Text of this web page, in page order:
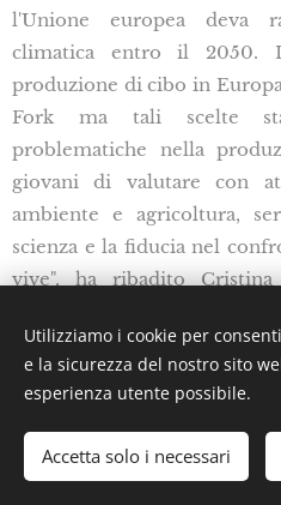
l'Unione europea deva
climatica entro il 2050.
produzione di cibo in
Fork ma tali scelte
problematiche nella
giovani di valutare con
ambiente e agricoltura,
scienza e la fiducia nel
vive", ha ribadito
obiettivi fissati dall'agenda
sviluppo sostenibile
Melani. "Bisogna
globale e ciò è
emissioni di carbonio",
Maurizio Melani.
Utilizziamo i cookie per
e la sicurezza del nostro sito
esperienza utente possibile.
Accetta solo i necessari